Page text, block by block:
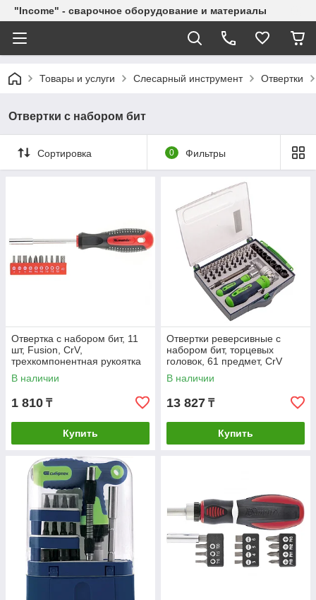
"Income" - сварочное оборудование и материалы
Товары и услуги Слесарный инструмент Отвертки
Отвертки с набором бит
Сортировка 0 Фильтры
Отвертка с набором бит, 11
шт, Fusion, CrV,
трехкомпонентная рукоятка
"Anti slip" Matrix
В наличии
1 810 ₸
Купить
Отвертки реверсивные с
набором бит, торцевых
головок, 61 предмет, CrV
Сибртех
В наличии
13 827 ₸
Купить